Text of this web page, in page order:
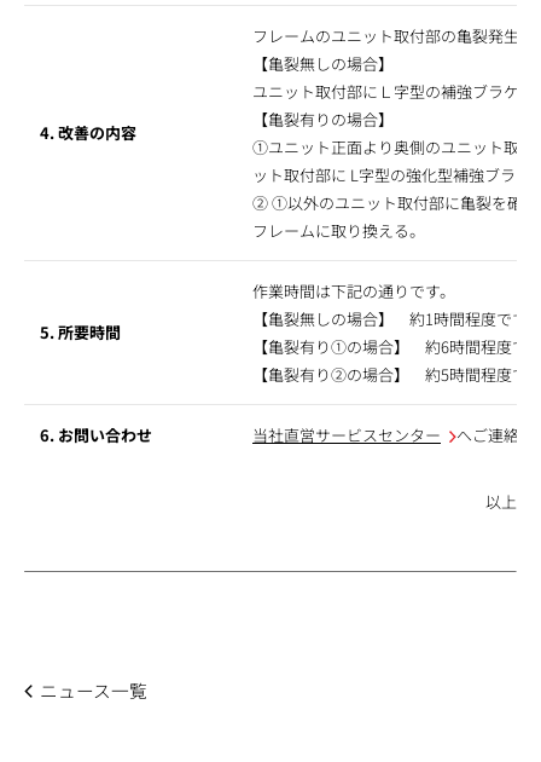
4. 改善の内容
フレームのユニット取付部の亀裂発生
【亀裂無しの場合】
ユニット取付部にＬ字型の補強ブラケ
【亀裂有りの場合】
①ユニット正面より奥側のユニット取
ット取付部に L字型の強化型補強ブラケ
② ①以外のユニット取付部に亀裂を確
フレームに取り換える。
5. 所要時間
作業時間は下記の通りです。
【亀裂無しの場合】 約1時間程度です。
【亀裂有り①の場合】 約6時間程度で
【亀裂有り②の場合】 約5時間程度で
6. お問い合わせ 当社直営サービスセンター へご連絡下
以上
ニュース一覧